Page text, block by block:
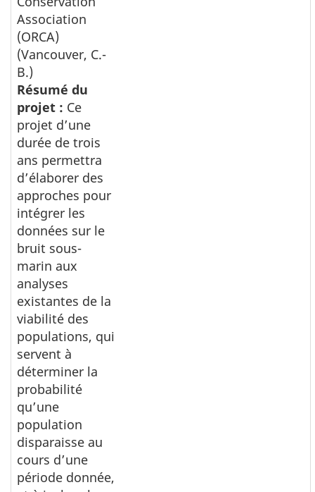
Association
(ORCA)
(Vancouver, C.-
B.)
Résumé du
projet : Ce
projet d’une
durée de trois
ans permettra
d’élaborer des
approches pour
intégrer les
données sur le
bruit sous-
marin aux
analyses
existantes de la
viabilité des
populations, qui
servent à
déterminer la
probabilité
qu’une
population
disparaisse au
cours d’une
période donnée,